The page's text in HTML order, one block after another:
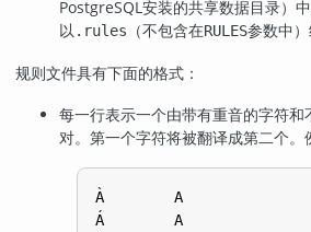
PostgreSQL安装的共享数据目录）
以 .rules （不包含在RULES参数中）
规则文件具有下面的格式：
每一行表示一个由带有重音的字符和
对。第一个字符将被翻译成第二个。
À        A
Á        A